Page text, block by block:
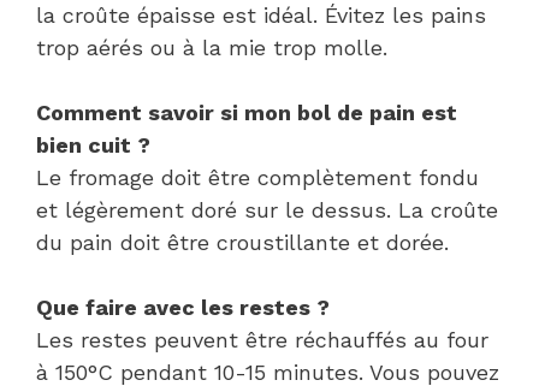
la croûte épaisse est idéal. Évitez les pains
trop aérés ou à la mie trop molle.
Comment savoir si mon bol de pain est
bien cuit ?
Le fromage doit être complètement fondu
et légèrement doré sur le dessus. La croûte
du pain doit être croustillante et dorée.
Que faire avec les restes ?
Les restes peuvent être réchauffés au four
à 150°C pendant 10-15 minutes. Vous pouvez